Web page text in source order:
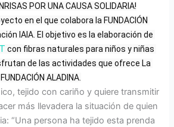
POR UNA CAUSA SOLIDARIA!
en el que colabora la FUNDACIÓN
con fibras naturales para niños y niñas
de las actividades que ofrece La
FUNDACIÓN ALADINA.
tejido con cariño y quiere transmitir
más llevadera la situación de quien
“Una persona ha tejido esta prenda